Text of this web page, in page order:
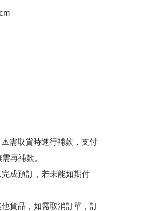
需取貨時進行補款，支付
再補款。
成預訂，若未能如期付
貨品，如需取消訂單，訂